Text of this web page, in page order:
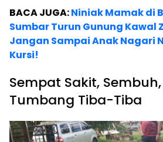
BACA JUGA:Niniak Mamak di
Sumbar Turun Gunung Kawal
Jangan Sampai Anak Nagari
Kursi!
Sempat Sakit,
Tumbang Tiba-Tiba